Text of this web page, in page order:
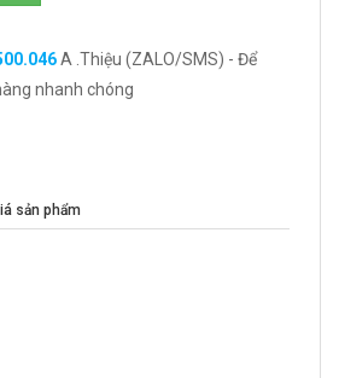
A .Thiệu (ZALO/SMS) - Để
nhanh chóng
sản phẩm